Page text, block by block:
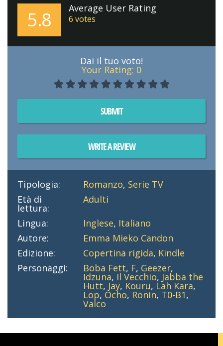
5.8 Average User Rating
6 votes
Dai il tuo voto!
Your Rating: 0
SUBMIT
WRITE A REVIEW
Tipologia: Romanzo, Serie TV
Età di
lettura:
Adulti
Lingua:
Inglese, Italiano
Autore:
Emma Mieko Candon
Edizione:
Copertina rigida, Kindle
Personaggi:
Boba Fett, F, Geezer,
Idzuna, Il Vecchio, Jabba the
Hutt, Jay, Kouru, Lah Kara,
Lop, Ocho, Ronin, T0-B1,
Valco